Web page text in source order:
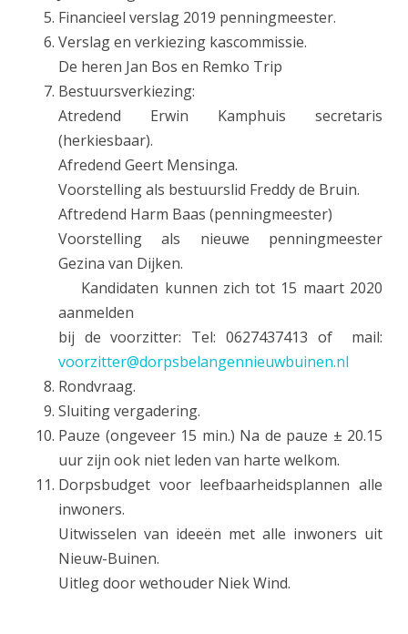
Financieel verslag 2019 penningmeester.
Verslag en verkiezing kascommissie.
De heren Jan Bos en Remko Trip
Bestuursverkiezing:
Atredend Erwin Kamphuis secretaris
(herkiesbaar).
Afredend Geert Mensinga.
Voorstelling als bestuurslid Freddy de Bruin.
Aftredend Harm Baas (penningmeester)
Voorstelling als nieuwe penningmeester
Gezina van Dijken.
Kandidaten kunnen zich tot 15 maart 2020
aanmelden
bij de voorzitter: Tel: 0627437413 of mail:
voorzitter@dorpsbelangennieuwbuinen.nl
Rondvraag.
Sluiting vergadering.
Pauze (ongeveer 15 min.) Na de pauze ± 20.15
uur zijn ook niet leden van harte welkom.
Dorpsbudget voor leefbaarheidsplannen alle
inwoners.
Uitwisselen van ideeën met alle inwoners uit
Nieuw-Buinen.
Uitleg door wethouder Niek Wind.